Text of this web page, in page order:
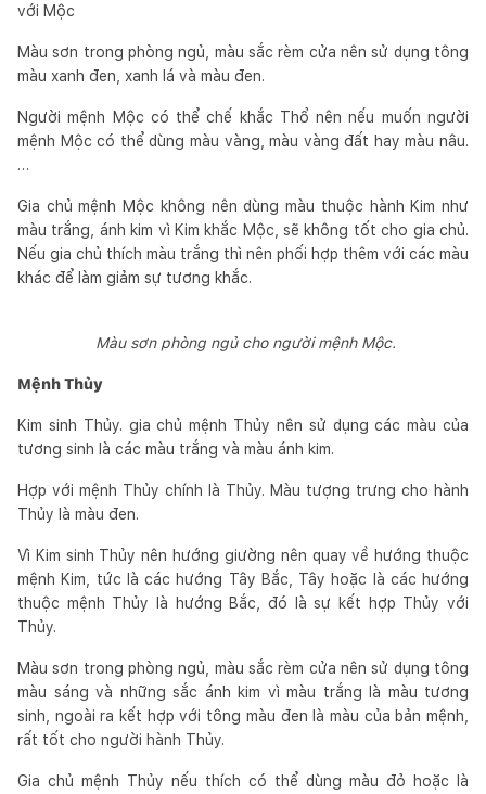
với Mộc
Màu sơn trong phòng ngủ, màu sắc rèm cửa nên sử dụng tông
màu xanh đen, xanh lá và màu đen.
Người mệnh Mộc có thể chế khắc Thổ nên nếu muốn người
mệnh Mộc có thể dùng màu vàng, màu vàng đất hay màu nâu.
…
Gia chủ mệnh Mộc không nên dùng màu thuộc hành Kim như
màu trắng, ánh kim vì Kim khắc Mộc, sẽ không tốt cho gia chủ.
Nếu gia chủ thích màu trắng thì nên phối hợp thêm với các màu
khác để làm giảm sự tương khắc.
Màu sơn phòng ngủ cho người mệnh Mộc.
Mệnh Thủy
Kim sinh Thủy. gia chủ mệnh Thủy nên sử dụng các màu của
tương sinh là các màu trắng và màu ánh kim.
Hợp với mệnh Thủy chính là Thủy. Màu tượng trưng cho hành
Thủy là màu đen.
Vì Kim sinh Thủy nên hướng giường nên quay về hướng thuộc
mệnh Kim, tức là các hướng Tây Bắc, Tây hoặc là các hướng
thuộc mệnh Thủy là hướng Bắc, đó là sự kết hợp Thủy với
Thủy.
Màu sơn trong phòng ngủ, màu sắc rèm cửa nên sử dụng tông
màu sáng và những sắc ánh kim vì màu trắng là màu tương
sinh, ngoài ra kết hợp với tông màu đen là màu của bản mệnh,
rất tốt cho người hành Thủy.
Gia chủ mệnh Thủy nếu thích có thể dùng màu đỏ hoặc là